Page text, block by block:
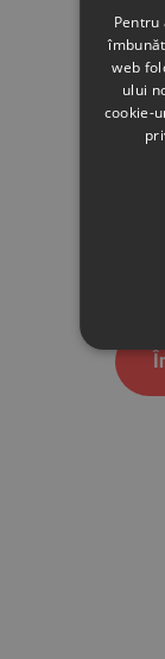
Pentru
web
ului
cookie-